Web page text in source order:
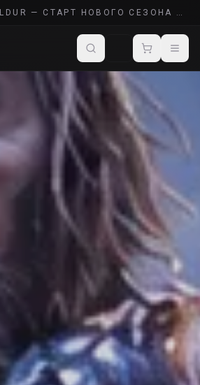
ЛИГА RUNES OF ALDUR — СТАРТ НОВОГО СЕЗОНА POE 2